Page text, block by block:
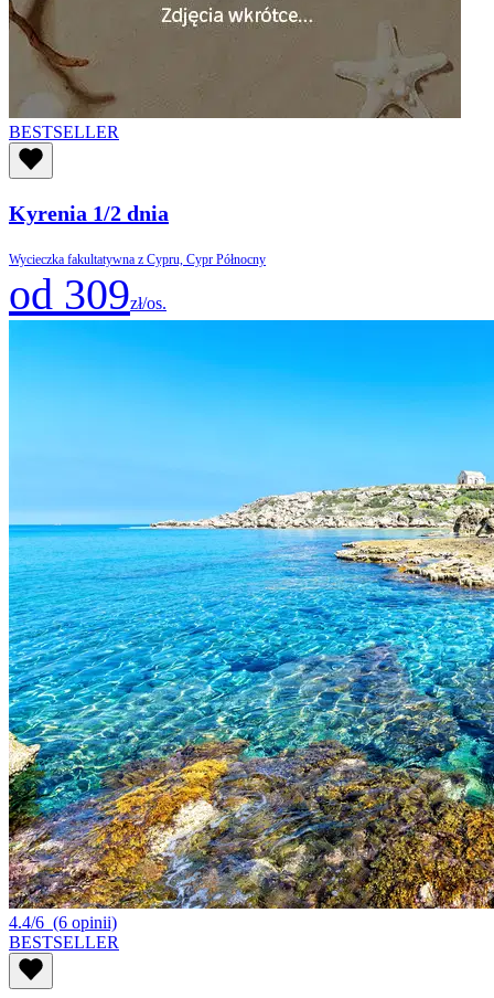
BESTSELLER
Kyrenia 1/2 dnia
Wycieczka fakultatywna z Cypru, Cypr Północny
od 309zł/os.
4.4/6 (6 opinii)
BESTSELLER